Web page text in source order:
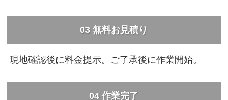
03 無料お見積り
現地確認後に料金提示。ご了承後に作業開始。
04 作業完了